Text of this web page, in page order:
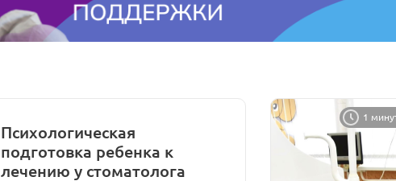
Психологическая
подготовка ребенка к
лечению у стоматолога
1